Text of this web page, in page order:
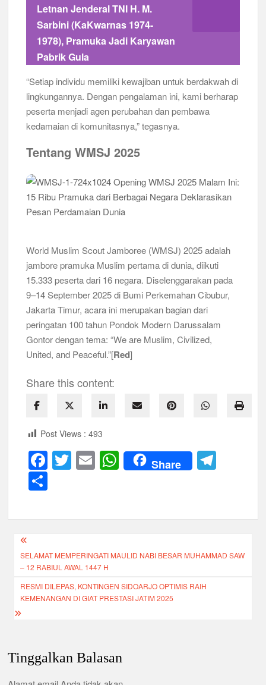
Letnan Jenderal TNI H. M.
Sarbini (KaKwarnas 1974-
1978), Pramuka Jadi Karyawan
Pabrik Gula
“Setiap individu memiliki kewajiban untuk berdakwah di
lingkungannya. Dengan pengalaman ini, kami berharap
peserta menjadi agen perubahan dan pembawa
kedamaian di komunitasnya,” tegasnya.
Tentang WMSJ 2025
World Muslim Scout Jamboree (WMSJ) 2025 adalah
jambore pramuka Muslim pertama di dunia, diikuti
15.333 peserta dari 16 negara. Diselenggarakan pada
9–14 September 2025 di Bumi Perkemahan Cibubur,
Jakarta Timur, acara ini merupakan bagian dari
peringatan 100 tahun Pondok Modern Darussalam
Gontor dengan tema: “We are Muslim, Civilized,
United, and Peaceful.”[Red]
Share this content:
Post Views : 493
F
e
o
o
k
T
er
E W
h
s
p
Share
gr
m
ar
Navigasi
pos
SELAMAT MEMPERINGATI MAULID NABI BESAR MUHAMMAD SAW
– 12 RABIUL AWAL 1447 H
RESMI DILEPAS, KONTINGEN SIDOARJO OPTIMIS RAIH
KEMENANGAN DI GIAT PRESTASI JATIM 2025
Tinggalkan Balasan